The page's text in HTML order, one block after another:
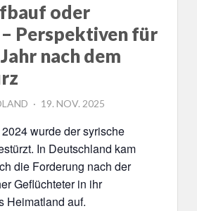
oder
Perspektiven für
nach dem
POSTED
19. NOV. 2025
wurde der syrische
In Deutschland kam
die Forderung nach der
Geflüchteter in ihr
Heimatland auf.